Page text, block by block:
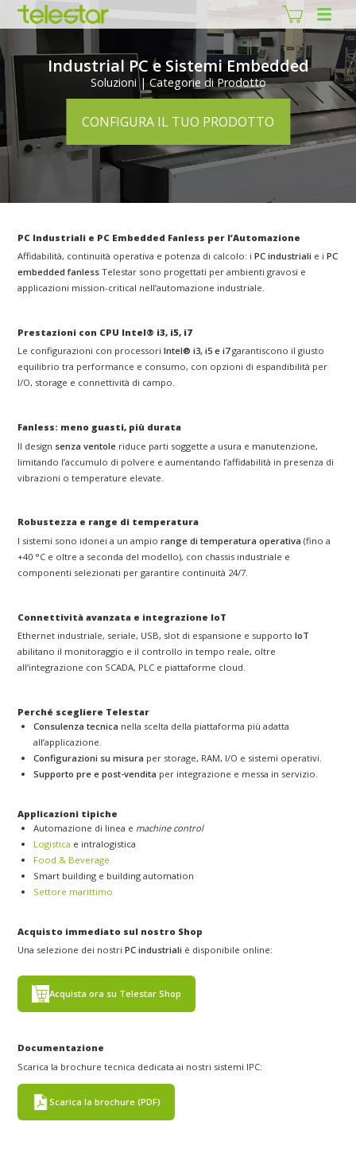
Industrial PC e Sistemi Embedded
Soluzioni | Categorie di Prodotto
CONFIGURA IL TUO PRODOTTO
PC Industriali e PC Embedded Fanless per l’Automazione
Affidabilità, continuità operativa e potenza di calcolo: iPC industriali e iPC
embedded fanless Telestar sono progettati per ambienti gravosi e
applicazioni mission-critical nell’automazione industriale.
Prestazioni con CPU Intel® i3, i5, i7
Le configurazioni con processoriIntel® i3, i5 e i7garantiscono il giusto
equilibrio tra performance e consumo, con opzioni di espandibilità per
I/O, storage e connettività di campo.
Fanless: meno guasti, più durata
Il design senza ventole riduce parti soggette a usura e manutenzione,
limitando l’accumulo di polvere e aumentando l’affidabilità in presenza di
vibrazioni o temperature elevate.
Robustezza e range di temperatura
I sistemi sono idonei a un ampiorange di temperatura operativa (fino a
+40 °C e oltre a seconda del modello), con chassis industriale e
componenti selezionati per garantire continuità 24/7.
Connettività avanzata e integrazione IoT
Ethernet industriale, seriale, USB, slot di espansione e supportoIoT
abilitano il monitoraggio e il controllo in tempo reale, oltre
all’integrazione con SCADA, PLC e piattaforme cloud.
Perché scegliere Telestar
Consulenza tecnica nella scelta della piattaforma più adatta
all’applicazione.
Configurazioni su misura per storage, RAM, I/O e sistemi operativi.
Supporto pre e post-vendita per integrazione e messa in servizio.
Applicazioni tipiche
Automazione di linea e machine control
Logistica e intralogistica
Food & Beverage
Smart building e building automation
Settore marittimo
Acquisto immediato sul nostro Shop
Una selezione dei nostriPC industriali è disponibile online:
Acquista ora su Telestar Shop
Documentazione
Scarica la brochure tecnica dedicata ai nostri sistemi IPC:
Scarica la brochure (PDF)